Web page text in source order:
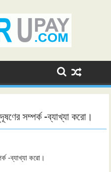
সম্পর্ক -ব্যাখ্যা করো।
-ব্যাখ্যা করো।